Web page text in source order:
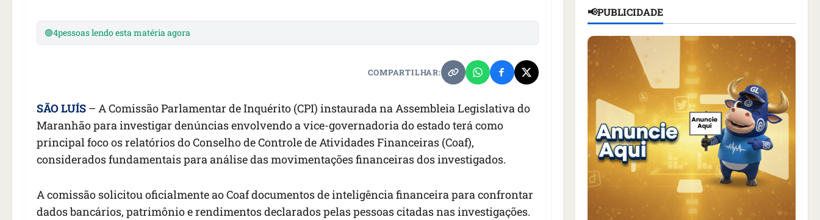
🟢4pessoas lendo esta matéria agora
COMPARTILHAR:
SÃO LUÍS – A Comissão Parlamentar de Inquérito (CPI) instaurada na Assembleia Legislativa do
Maranhão para investigar denúncias envolvendo a vice-governadoria do estado terá como
principal foco os relatórios do Conselho de Controle de Atividades Financeiras (Coaf),
considerados fundamentais para análise das movimentações financeiras dos investigados.
A comissão solicitou oficialmente ao Coaf documentos de inteligência financeira para confrontar
dados bancários, patrimônio e rendimentos declarados pelas pessoas citadas nas investigações.
📢PUBLICIDADE